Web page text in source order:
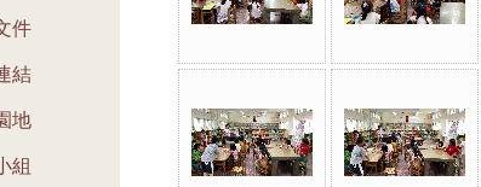
件
結
地
組